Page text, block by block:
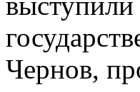
Чернов,